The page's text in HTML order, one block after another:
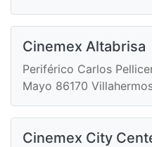
Cinemex Altabrisa
Periférico Carlos
Mayo 86170
Cinemex City